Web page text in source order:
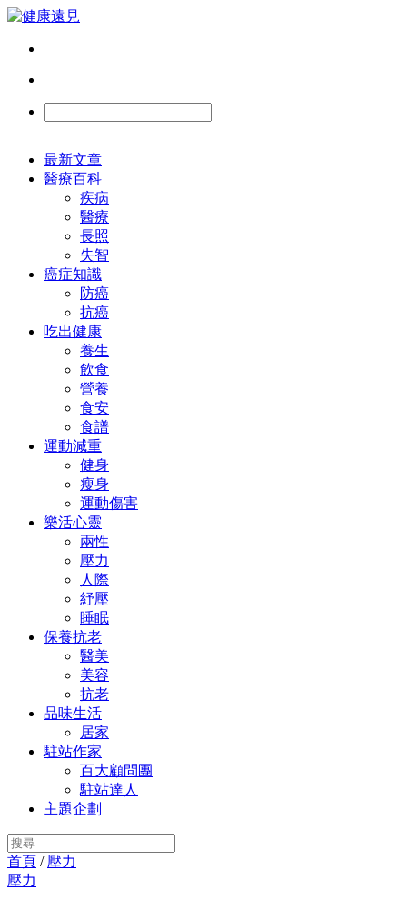
最新文章
醫療百科
疾病
醫療
長照
失智
癌症知識
防癌
抗癌
吃出健康
養生
飲食
營養
食安
食譜
運動減重
健身
瘦身
運動傷害
樂活心靈
兩性
壓力
人際
紓壓
睡眠
保養抗老
醫美
美容
抗老
品味生活
居家
駐站作家
百大顧問團
駐站達人
主題企劃
首頁 / 壓力
壓力